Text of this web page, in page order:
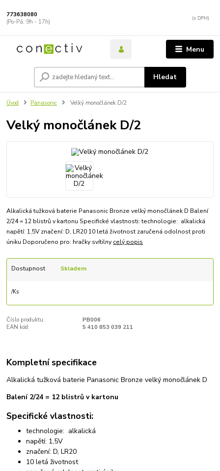
Menu
Hledat
773638080
(Po-Pá, 9h - 17h)
Úvod Panasonic Velký monočlánek D/2
Velký monočlánek D/2
Alkalická tužková baterie Panasonic Bronze velký monočlánek D Balení
2/24 = 12 blistrů v kartonu Specifické vlastnosti: technologie: alkalická
napětí: 1,5V značení: D, LR20 10 letá životnost zaručená odolnost proti
úniku Doporučeno pro: hračky svítilny celý popis
Dostupnost Skladem
/Ks
Číslo produktu:
PB006
EAN kód:
5 410 853 039 211
Kompletní specifikace
Alkalická tužková baterie Panasonic Bronze velký monočlánek D
Balení 2/24 = 12 blistrů v kartonu
Specifické vlastnosti:
technologie: alkalická
napětí: 1,5V
značení: D, LR20
10 letá životnost